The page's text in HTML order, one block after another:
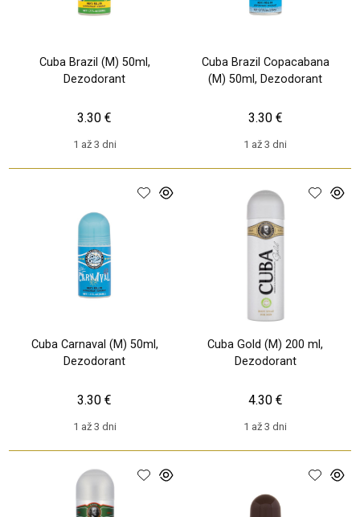
Cuba Brazil (M) 50ml,
Dezodorant
1 až 3 dni
3.30 €
Cuba Brazil Copacabana
(M) 50ml, Dezodorant
1 až 3 dni
3.30 €
Cuba Carnaval (M) 50ml,
Dezodorant
1 až 3 dni
3.30 €
Cuba Gold (M) 200 ml,
Dezodorant
1 až 3 dni
4.30 €